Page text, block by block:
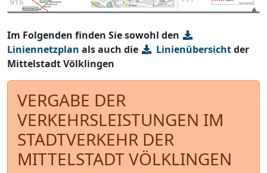
Im Folgenden finden Sie sowohl den
Liniennetzplan als auch die Linienübersichtder
Mittelstadt Völklingen
VERGABE DER
VERKEHRSLEISTUNGEN IM
STADTVERKEHR DER
MITTELSTADT VÖLKLINGEN